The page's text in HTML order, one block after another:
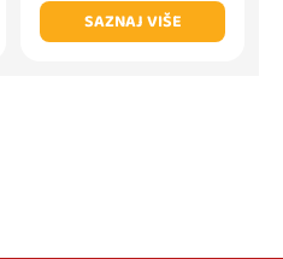
SAZNAJ VIŠE